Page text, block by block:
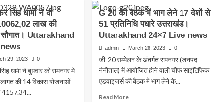
Live
news
मुख्यमंत्री
पुष्कर
सिंह
धामी
में
95.09
करोड़
36
सिंह धामी ने दी
लाख की
Uttarakhand
29, 2023 0
धामी ने बुधवार को रामनगर में
की 14 विकास योजनाओं
4157.34...
G 20 की बैठक में भाग लेने 17 देशों से
51 प्रतिनिधि पधारे उत्तराखंड।
Uttarakhand 24×7 Live news
admin March 28, 2023 0
जी-20 सम्मेलन के अंतर्गत रामनगर (जनपद
नैनीताल) में आयोजित होने वाली चीफ साइंटिफिक
एडवाइजर्स की बैठक में भाग लेने के...
Read MoreRead